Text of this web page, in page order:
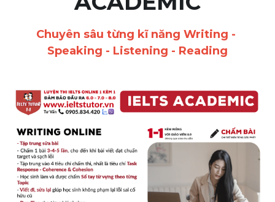
Khác
Từ vựng theo Topic
Vocabulary - Grammar
Grammar
Part 2
Chuyên sâu từng kĩ năng Writing -
Speaking - Listening - Reading